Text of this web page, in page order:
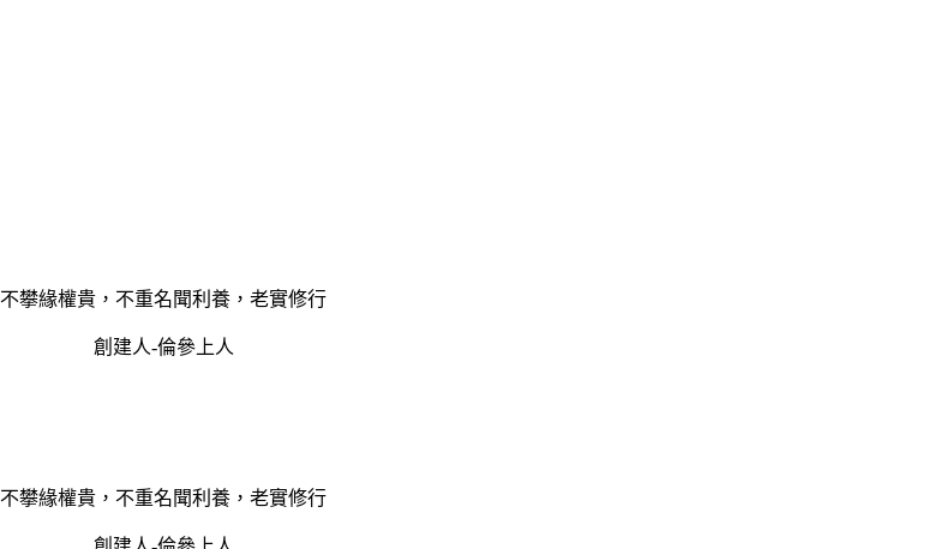
不攀緣權貴，不重名聞利養，老實修行
創建人-倫參上人
不攀緣權貴，不重名聞利養，老實修行